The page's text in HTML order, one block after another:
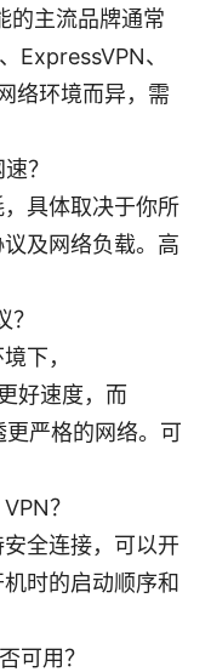
的主流品牌通常
ExpressVPN、
络环境而异，需
？
具体取决于你所
及网络负载。高
下，
好速度，而
严格的网络。可
？
全连接，可以开
时的启动顺序和
可用？